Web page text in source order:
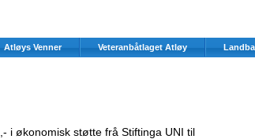
Atløys Venner Veteranbåtlaget Atløy
i økonomisk støtte frå Stiftinga UNI til